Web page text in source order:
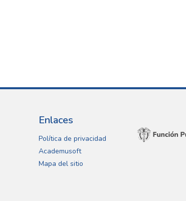
Enlaces
Política de privacidad
Academusoft
Mapa del sitio